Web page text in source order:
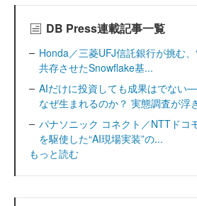
DB Press連載記事一覧
Honda／三菱UFJ信託銀行が挑む、
共存させたSnowflake基...
AIだけに投資しても成果はでない
なぜ生まれるのか？ 実態調査が浮
パナソニック コネクト／NTTドコ
を駆使した“AI現場実装”の...
もっと読む